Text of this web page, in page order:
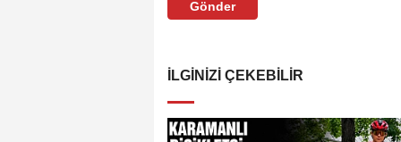
Gönder
İLGINIZI ÇEKEBILIR